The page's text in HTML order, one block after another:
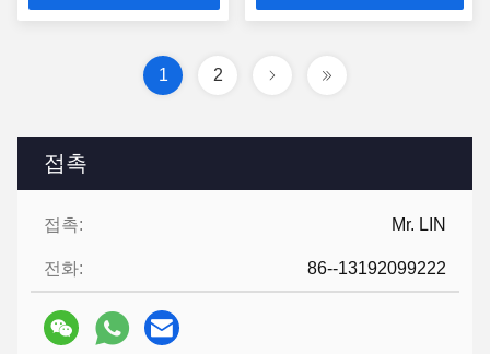
접촉
접촉: Mr. LIN
전화: 86--13192099222
1 2